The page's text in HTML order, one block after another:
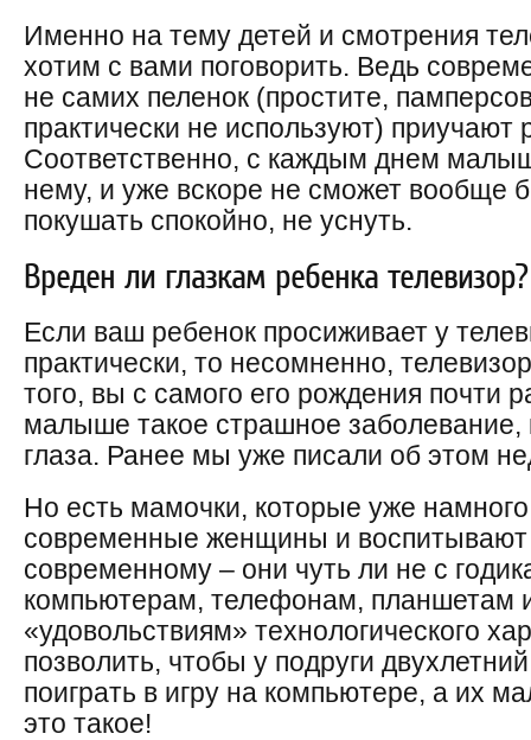
Именно на тему детей и смотрения
хотим с вами поговорить. Ведь
не самих пеленок (простите,
практически не используют) приучают
Соответственно, с каждым днем
нему, и уже вскоре не сможет вообще
покушать спокойно, не уснуть.
Вреден ли глазкам ребенка телевизор?
Если ваш ребенок просиживает у
практически, то несомненно,
того, вы с самого его рождения почти
малыше такое страшное заболевание,
глаза. Ранее мы уже писали об этом
Но есть мамочки, которые уже
современные женщины и воспитывают
современному – они чуть ли не с
компьютерам, телефонам, планшетам
«удовольствиям» технологического
позволить, чтобы у подруги
поиграть в игру на компьютере, а их
это такое!